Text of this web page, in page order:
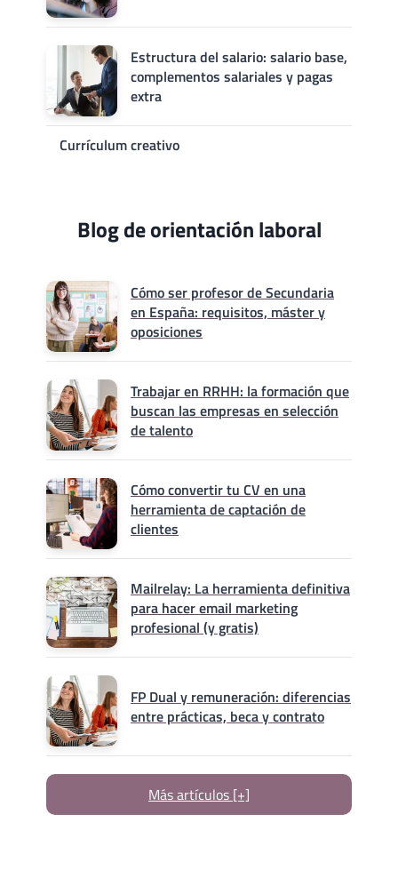
Estructura del salario: salario base,
complementos salariales y pagas
extra
Currículum creativo
Blog de orientación laboral
Cómo ser profesor de Secundaria
en España: requisitos, máster y
oposiciones
Trabajar en RRHH: la formación que
buscan las empresas en selección
de talento
Cómo convertir tu CV en una
herramienta de captación de
clientes
Mailrelay: La herramienta definitiva
para hacer email marketing
profesional (y gratis)
FP Dual y remuneración: diferencias
entre prácticas, beca y contrato
Más artículos [+]